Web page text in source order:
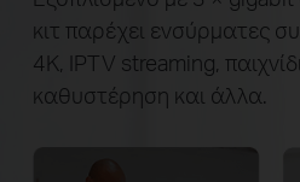
κιτ παρέχει ενσύρματες
4K, IPTV streaming,
καθυστέρηση και άλλα.